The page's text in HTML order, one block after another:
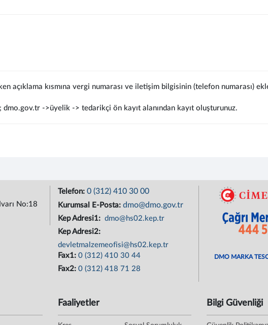
açıklama kısmına vergi numarası ve iletişim bilgisinin (telefon numarası)
dmo.gov.tr ->üyelik -> tedarikçi ön kayıt alanından kayıt oluşturunuz.
No:18
Telefon: 0 (312) 410 30 00
Kurumsal E-Posta: dmo@dmo.gov.tr
Kep Adresi1: dmo@hs02.kep.tr
Kep Adresi2:
devletmalzemeofisi@hs02.kep.tr
Fax1: 0 (312) 410 30 44
Fax2: 0 (312) 418 71 28
DMO MARKA
Faaliyetler Bilgi Güvenliği